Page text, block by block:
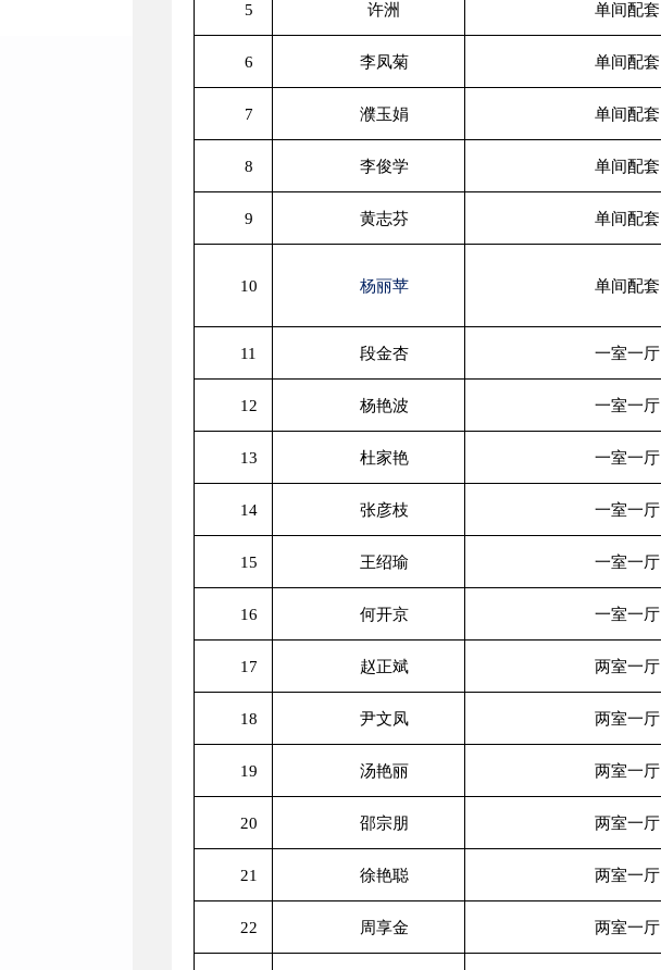
5 许洲 单间配套
6 李凤菊 单间配套
7 濮玉娟 单间配套
8 李俊学 单间配套
9 黄志芬 单间配套
10 杨丽苹 单间配套
11 段金杏 一室一厅
12 杨艳波 一室一厅
13 杜家艳 一室一厅
14 张彦枝 一室一厅
15 王绍瑜 一室一厅
16 何开京 一室一厅
17 赵正斌 两室一厅
18 尹文凤 两室一厅
19 汤艳丽 两室一厅
20 邵宗朋 两室一厅
21 徐艳聪 两室一厅
22 周享金 两室一厅